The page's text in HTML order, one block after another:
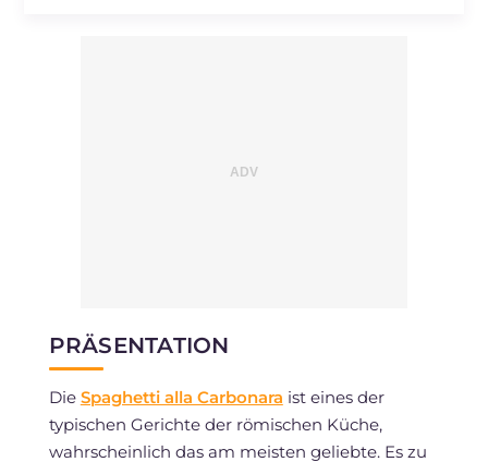
PRÄSENTATION
Die Spaghetti alla Carbonara ist eines der
typischen Gerichte der römischen Küche,
wahrscheinlich das am meisten geliebte. Es zu